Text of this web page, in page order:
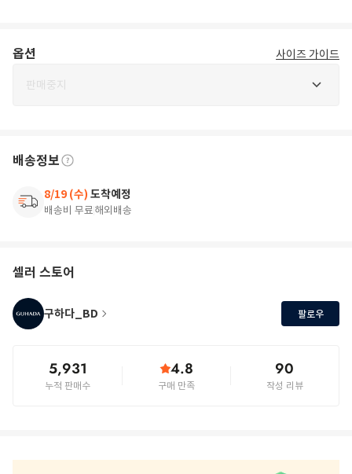
옵션 사이즈 가이드
판매중지
배송정보
8/19 (수) 도착예정
배송비 무료해외배송
셀러 스토어
구하다_BD 팔로우
5,931
누적 판매수
4.8
구매 만족
90
작성 리뷰